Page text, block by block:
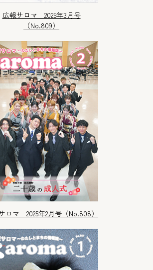
広報サロマ 2025年3月号
（No.809）
ロマ 2025年2月号（No.808）